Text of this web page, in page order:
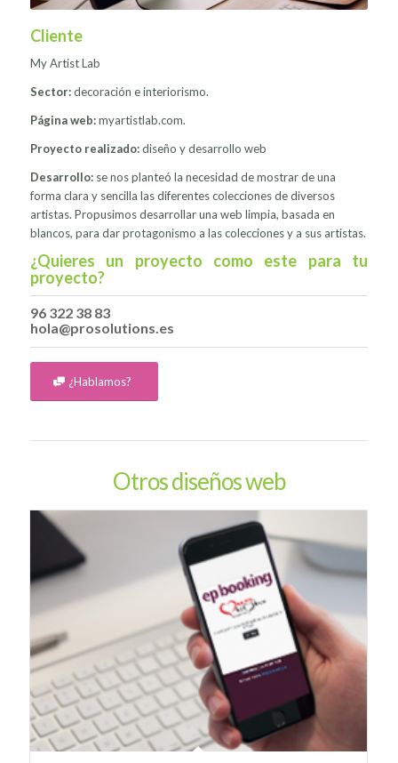
Cliente
My Artist Lab
Sector:decoración e interiorismo.
Página web:myartistlab.com.
Proyecto realizado:diseño y desarrollo web
Desarrollo: se nos planteó la necesidad de mostrar de una
forma clara y sencilla las diferentes colecciones de diversos
artistas. Propusimos desarrollar una web limpia, basada en
blancos, para dar protagonismo a las colecciones y a sus artistas.
¿Quieres un proyecto como este para tu
proyecto?
96 322 38 83
hola@prosolutions.es
¿Hablamos?
Otros diseños web